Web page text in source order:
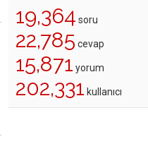
19,364 soru
22,785 cevap
15,871 yorum
202,331 kullanıcı